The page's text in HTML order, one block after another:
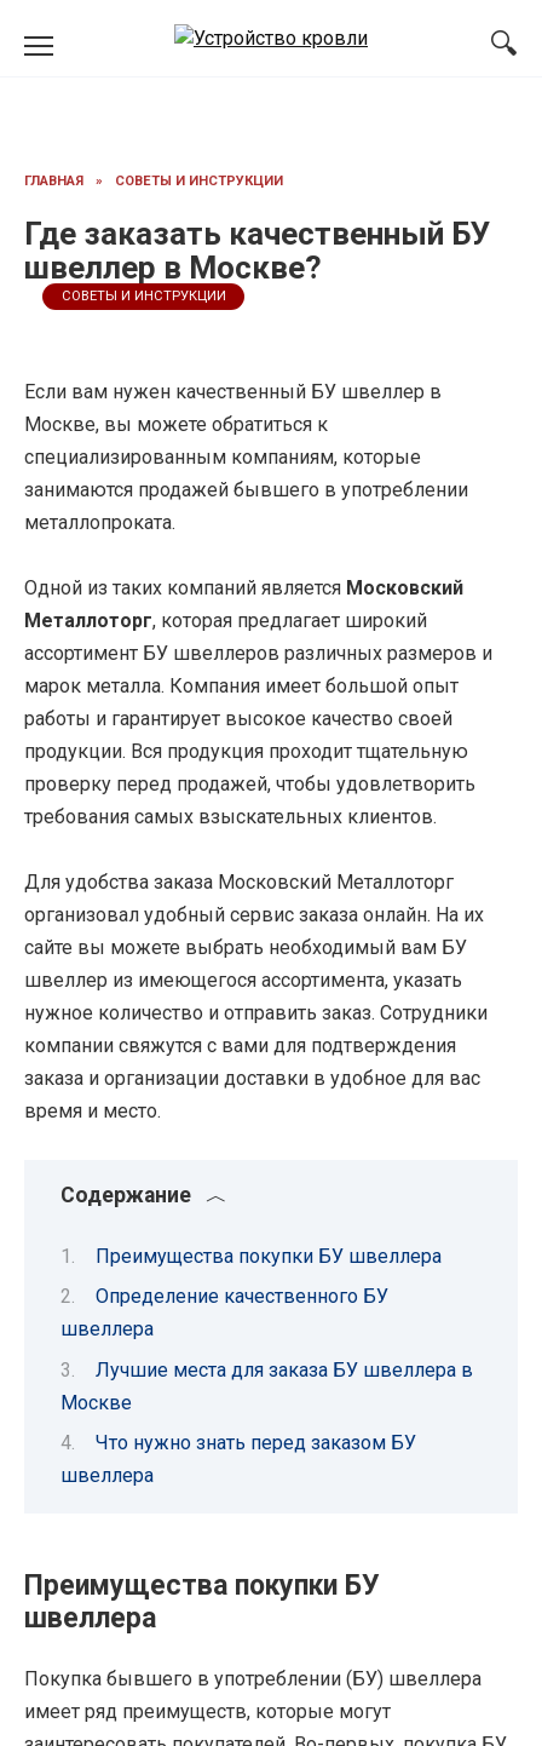
ГЛАВНАЯ » СОВЕТЫ И ИНСТРУКЦИИ
Где заказать качественный БУ
швеллер в Москве?
СОВЕТЫ И ИНСТРУКЦИИ
Если вам нужен качественный БУ швеллер в
Москве, вы можете обратиться к
специализированным компаниям, которые
занимаются продажей бывшего в употреблении
металлопроката.
Одной из таких компаний является Московский
Металлоторг, которая предлагает широкий
ассортимент БУ швеллеров различных размеров и
марок металла. Компания имеет большой опыт
работы и гарантирует высокое качество своей
продукции. Вся продукция проходит тщательную
проверку перед продажей, чтобы удовлетворить
требования самых взыскательных клиентов.
Для удобства заказа Московский Металлоторг
организовал удобный сервис заказа онлайн. На их
сайте вы можете выбрать необходимый вам БУ
швеллер из имеющегося ассортимента, указать
нужное количество и отправить заказ. Сотрудники
компании свяжутся с вами для подтверждения
заказа и организации доставки в удобное для вас
время и место.
Содержание
Преимущества покупки БУ швеллера
Определение качественного БУ
швеллера
Лучшие места для заказа БУ швеллера в
Москве
Что нужно знать перед заказом БУ
швеллера
Преимущества покупки БУ
швеллера
Покупка бывшего в употреблении (БУ) швеллера
имеет ряд преимуществ, которые могут